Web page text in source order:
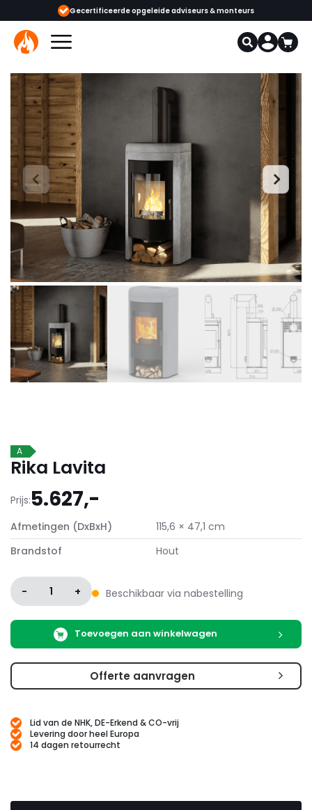
opgeleide adviseurs & monteurs 1000+ kachels en haarden in onze
A
Rika Lavita
Prijs:5.627,-
Afmetingen (DxBxH)
115,6 × 47,1 cm
Brandstof
Hout
- 1 + Beschikbaar via nabestelling
Toevoegen aan winkelwagen
Offerte aanvragen
Lid van de NHK, DE-Erkend & CO-vrij
Levering door heel Europa
14 dagen retourrecht